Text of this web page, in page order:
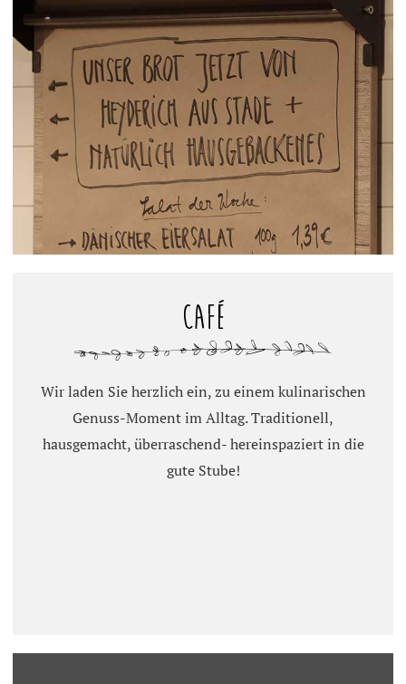
Café
Wir laden Sie herzlich ein, zu einem kulinarischen
Genuss-Moment im Alltag. Traditionell,
hausgemacht, überraschend- hereinspaziert in die
gute Stube!